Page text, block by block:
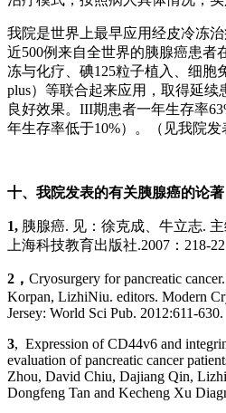
我院是世界上最早应用经皮冷冻
近500例来自全世界的胰腺癌患者
冻与化疗、碘125粒子植入、细胞
plus）等联合起来应用，取得延
良好效果。III期患者一年生存率
年生存率低于10%）。（见我院发
十、我院发表的有关胰腺癌的论著
1, 胰腺癌. 见：徐克成、牛立志.
上海科技教育出版社.2007：218-
2 ， Cryosurgery for pancreatic
Korpan, LizhiNiu. editors. Modern
Jersey: World Sci Pub. 2012:611-630.
3, Expression of CD44v6 and
evaluation of pancreatic cancer
Zhou, David Chiu, Dajiang Qin,
Dongfeng Tan and Kecheng Xu